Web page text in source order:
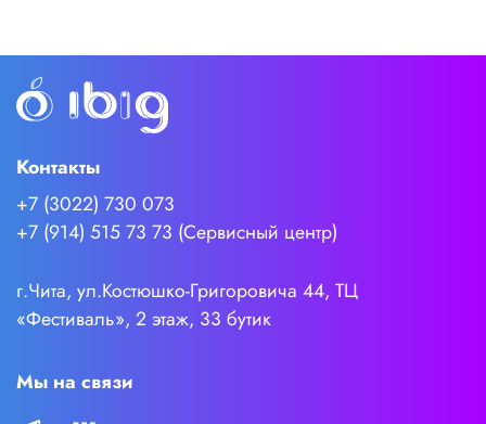
Контакты
+7 (3022) 730 073
+7 (914) 515 73 73 (Сервисный центр)
г.Чита, ул.Костюшко-Григоровича 44, ТЦ
«Фестиваль», 2 этаж, 33 бутик
Мы на связи